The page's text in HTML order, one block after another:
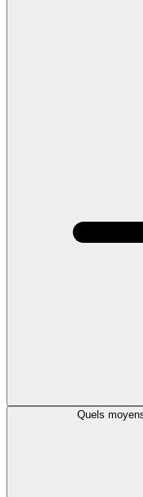
Quels